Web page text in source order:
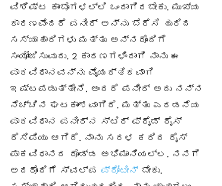
ವಿಶಿಷ್ಟ ಕಾಂಬೊಗಳಲ್ಲಿ ಒಂದಾಗಿರಬೇಕು. ಮುಖ್ಯ
ಕಾರಣವೆಂದರೆ ಪನೀರ್ ಅನ್ನು ಬೆರೆಸಿ ಹುರಿದ
ಸಸ್ಯಾಹಾರಿಗಳು ಮತ್ತು ಅನ್ನದೊಂದಿಗೆ
ಸಂಯೋಜಿಸುವುದು. 2 ಕಾರಣಗಳಿಂದಾಗಿ ನಾನು ಈ
ಪಾಕವಿಧಾನವನ್ನು ವೈಯಕ್ತಿಕವಾಗಿ
ಇಷ್ಟಪಡುತ್ತೇನೆ. ಅಂದರೆ ಪನೀರ್ ಅದು ನನ್ನ
ನೆಚ್ಚಿನ ಘಟಕಾಂಶವಾಗಿದೆ. ಮತ್ತು ಎರಡನೆಯ
ಪಾಕವಿಧಾನ ಪನೀರ್‌ನ ಸ್ಟಿರ್ ಫ್ರೈಡ್ ರೈಸ್
ರೆಸಿಪಿಯು ಆಗಿದೆ. ನಾನು ಸರಳ ಕರಿದ ರೈಸ್
ಪಾಕವಿಧಾನದ ದೊಡ್ಡ ಅಭಿಮಾನಿಯಲ್ಲ. ನನಗೆ
ಅದರೊಂದಿಗೆ ಸ್ವಲ್ಪ ಪ್ರೋಟೀನ್ ಬೇಕು.